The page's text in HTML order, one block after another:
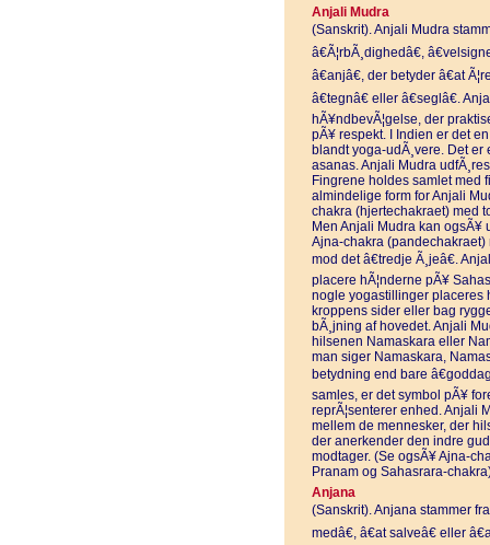
Anjali Mudra
(Sanskrit). Anjali Mudra
â€Ã¦rbÃ¸dighedâ€,
â€anjâ€, der betyder â€at
â€tegnâ€ eller â€seglâ€.
hÃ¥ndbevÃ¦gelse, der
pÃ¥ respekt. I Indien er det
blandt yoga-udÃ¸vere. Det
asanas. Anjali Mudra
Fingrene holdes samlet med
almindelige form for Anjali
chakra (hjertechakraet) med
Men Anjali Mudra kan ogsÃ¥
Ajna-chakra
mod det â€tredje Ã¸jeâ€.
placere hÃ¦nderne pÃ¥
nogle yogastillinger placeres
kroppens sider eller bag
bÃ¸jning af hovedet. Anjali
hilsenen Namaskara eller
man siger Namaskara,
betydning end bare
samles, er det symbol pÃ¥
reprÃ¦senterer enhed. Anjali
mellem de mennesker, der
der anerkender den indre
modtager. (Se ogsÃ¥ Ajna-
Pranam og Sahasrara-
Anjana
(Sanskrit). Anjana stammer fra
medâ€, â€at salveâ€ eller